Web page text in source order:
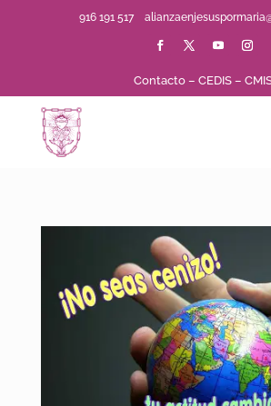
916 191 517
Contacto –CEDIS –